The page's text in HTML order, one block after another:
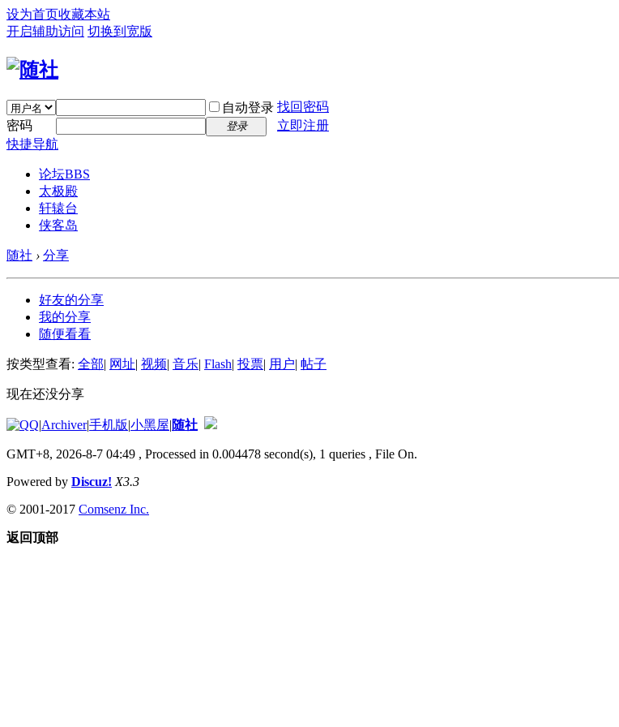
设为首页收藏本站
开启辅助访问 切换到宽版
自动登录 找回密码
密码
登录
立即注册
快捷导航
论坛BBS
太极殿
轩辕台
侠客岛
随社 › 分享
好友的分享
我的分享
随便看看
按类型查看: 全部| 网址| 视频| 音乐| Flash| 投票| 用户| 帖子
现在还没分享
|Archiver|手机版|小黑屋|随社
GMT+8, 2026-8-7 04:49 , Processed in 0.004478 second(s), 1 queries , File On.
Powered by Discuz! X3.3
© 2001-2017 Comsenz Inc.
返回顶部